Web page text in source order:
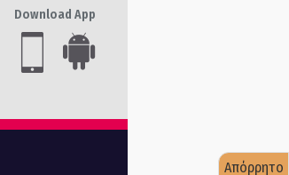
Download App
Απόρρητο